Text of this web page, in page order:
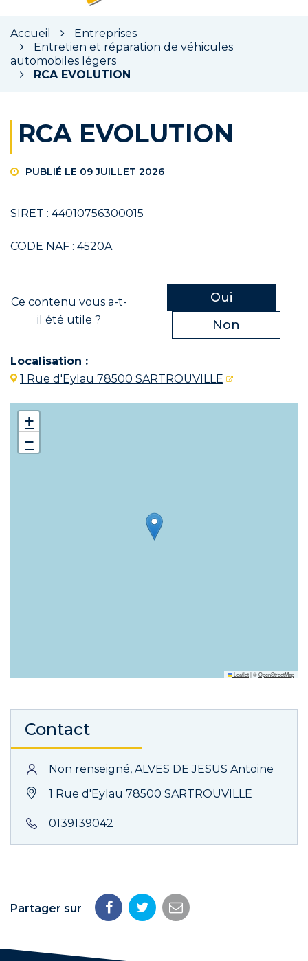
Accueil
Entreprises
Entretien et réparation de véhicules
automobiles légers
RCA EVOLUTION
RCA EVOLUTION
PUBLIÉ LE 09 JUILLET 2026
SIRET : 44010756300015
CODE NAF : 4520A
Ce contenu vous a-t-
il été utile ?
Oui
Non
Localisation :
1 Rue d'Eylau 78500 SARTROUVILLE
+
−
Leaflet|©OpenStreetMap
Contact
Non renseigné, ALVES DE JESUS Antoine
1 Rue d'Eylau 78500 SARTROUVILLE
0139139042
Partager sur
PartagerPartagerPartager